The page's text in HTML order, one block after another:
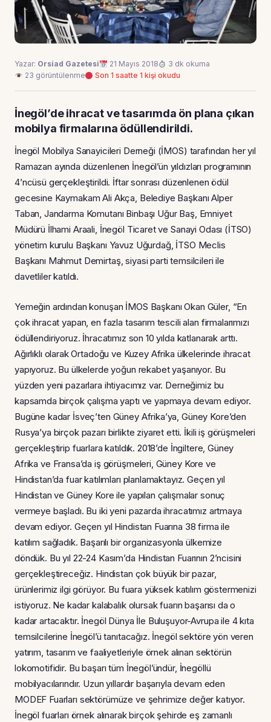
Yazar: Orsiad Gazetesi 21 Mayıs 2018
3 dk okuma
23 görüntülenme
Son 1 saatte 1 kişi okudu
İnegöl’de ihracat ve tasarımda ön plana çıkan
mobilya firmalarına ödüllendirildi.
İnegöl Mobilya Sanayicileri Derneği (İMOS) tarafından her yıl
Ramazan ayında düzenlenen İnegöl’ün yıldızları programının
4’ncüsü gerçekleştirildi. İftar sonrası düzenlenen ödül
gecesine Kaymakam Ali Akça, Belediye Başkanı Alper
Taban, Jandarma Komutanı Binbaşı Uğur Baş, Emniyet
Müdürü İlhami Araali, İnegöl Ticaret ve Sanayi Odası (İTSO)
yönetim kurulu Başkanı Yavuz Uğurdağ, İTSO Meclis
Başkanı Mahmut Demirtaş, siyasi parti temsilcileri ile
davetliler katıldı.
Yemeğin ardından konuşan İMOS Başkanı Okan Güler, “En
çok ihracat yapan, en fazla tasarım tescili alan firmalarımızı
ödüllendiriyoruz. İhracatımız son 10 yılda katlanarak arttı.
Ağırlıklı olarak Ortadoğu ve Kuzey Afrika ülkelerinde ihracat
yapıyoruz. Bu ülkelerde yoğun rekabet yaşanıyor. Bu
yüzden yeni pazarlara ihtiyacımız var. Derneğimiz bu
kapsamda birçok çalışma yaptı ve yapmaya devam ediyor.
Bugüne kadar İsveç’ten Güney Afrika’ya, Güney Kore’den
Rusya’ya birçok pazarı birlikte ziyaret etti. İkili iş görüşmeleri
gerçekleştirip fuarlara katıldık. 2018’de İngiltere, Güney
Afrika ve Fransa’da iş görüşmeleri, Güney Kore ve
Hindistan’da fuar katılımları planlamaktayız. Geçen yıl
Hindistan ve Güney Kore ile yapılan çalışmalar sonuç
vermeye başladı. Bu iki yeni pazarda ihracatımız artmaya
devam ediyor. Geçen yıl Hindistan Fuarına 38 firma ile
katılım sağladık. Başarılı bir organizasyonla ülkemize
döndük. Bu yıl 22-24 Kasım’da Hindistan Fuarının 2’ncisini
gerçekleştireceğiz. Hindistan çok büyük bir pazar,
ürünlerimiz ilgi görüyor. Bu fuara yüksek katılım göstermenizi
istiyoruz. Ne kadar kalabalık olursak fuarın başarısı da o
kadar artacaktır. İnegöl Dünya İle Buluşuyor-Avrupa ile 4 kıta
temsilcilerine İnegöl’ü tanıtacağız. İnegöl sektöre yön veren
yatırım, tasarım ve faaliyetleriyle örnek alınan sektörün
lokomotifidir. Bu başarı tüm İnegöl’ündür, İnegöllü
mobilyacılarındır. Uzun yıllardır başarıyla devam eden
MODEF Fuarları sektörümüze ve şehrimize değer katıyor.
İnegöl fuarları örnek alınarak birçok şehirde eş zamanlı